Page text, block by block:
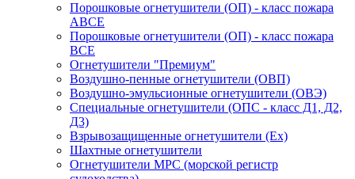
Порошковые огнетушители (ОП) - класс пожара
АВСЕ
Порошковые огнетушители (ОП) - класс пожара
ВСЕ
Огнетушители "Премиум"
Воздушно-пенные огнетушители (ОВП)
Воздушно-эмульсионные огнетушители (ОВЭ)
Специальные огнетушители (ОПС - класс Д1, Д2,
Д3)
Взрывозащищенные огнетушители (Ex)
Шахтные огнетушители
Огнетушители МРС (морской регистр